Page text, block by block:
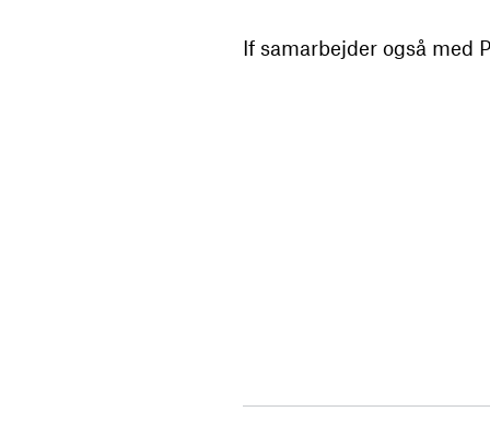
If samarbejder også med